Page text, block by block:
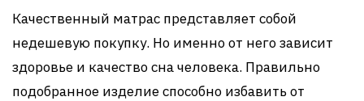
Качественный матрас представляет собой
недешевую покупку. Но именно от него зависит
здоровье и качество сна человека. Правильно
подобранное изделие способно избавить от